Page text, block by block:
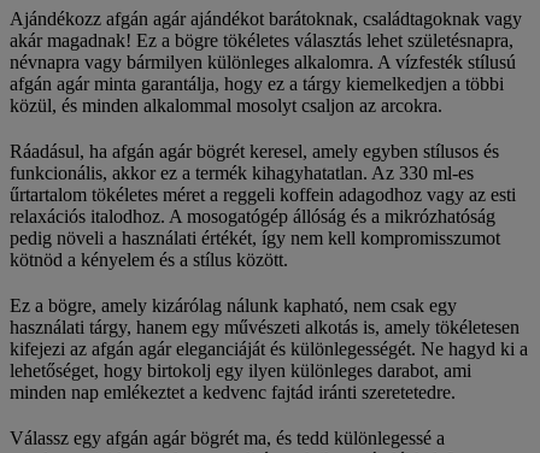
Ajándékozz afgán agár ajándékot barátoknak, családtagoknak vagy
akár magadnak! Ez a bögre tökéletes választás lehet születésnapra,
névnapra vagy bármilyen különleges alkalomra. A vízfesték stílusú
afgán agár minta garantálja, hogy ez a tárgy kiemelkedjen a többi
közül, és minden alkalommal mosolyt csaljon az arcokra.
Ráadásul, ha afgán agár bögrét keresel, amely egyben stílusos és
funkcionális, akkor ez a termék kihagyhatatlan. Az 330 ml-es
űrtartalom tökéletes méret a reggeli koffein adagodhoz vagy az esti
relaxációs italodhoz. A mosogatógép állóság és a mikrózhatóság
pedig növeli a használati értékét, így nem kell kompromisszumot
kötnöd a kényelem és a stílus között.
Ez a bögre, amely kizárólag nálunk kapható, nem csak egy
használati tárgy, hanem egy művészeti alkotás is, amely tökéletesen
kifejezi az afgán agár eleganciáját és különlegességét. Ne hagyd ki a
lehetőséget, hogy birtokolj egy ilyen különleges darabot, ami
minden nap emlékeztet a kedvenc fajtád iránti szeretetedre.
Válassz egy afgán agár bögrét ma, és tedd különlegessé a